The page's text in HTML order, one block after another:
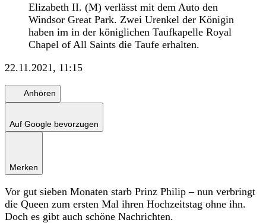
Elizabeth II. (M) verlässt mit dem Auto den
Windsor Great Park. Zwei Urenkel der Königin
haben im in der königlichen Taufkapelle Royal
Chapel of All Saints die Taufe erhalten.
22.11.2021, 11:15
Anhören
Auf Google bevorzugen
Merken
Vor gut sieben Monaten starb Prinz Philip – nun verbringt
die Queen zum ersten Mal ihren Hochzeitstag ohne ihn.
Doch es gibt auch schöne Nachrichten.